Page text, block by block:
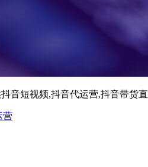
音短视频,抖音代运营,抖音带货
营